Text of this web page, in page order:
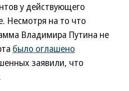
у действующего
Несмотря на то что
Владимира Путина не
было оглашено
заявили, что